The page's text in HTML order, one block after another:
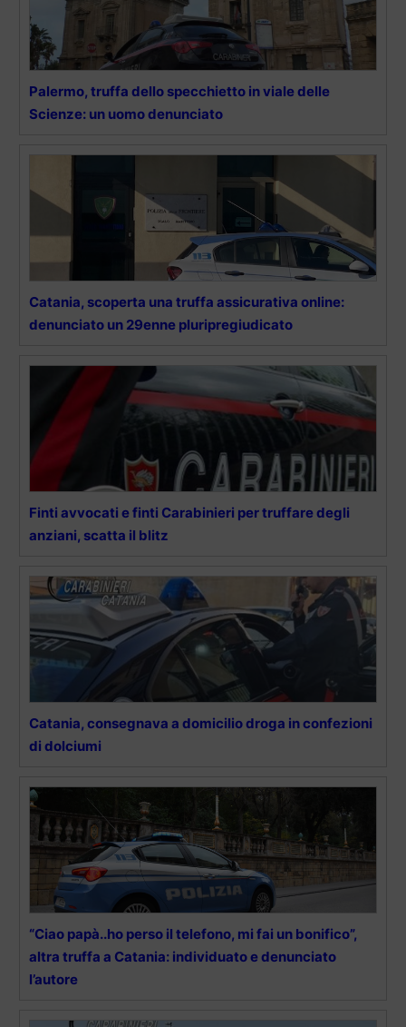
Palermo, truffa dello specchietto in viale delle
Scienze: un uomo denunciato
Catania, scoperta una truffa assicurativa online:
denunciato un 29enne pluripregiudicato
Finti avvocati e finti Carabinieri per truffare degli
anziani, scatta il blitz
Catania, consegnava a domicilio droga in confezioni
di dolciumi
“Ciao papà..ho perso il telefono, mi fai un bonifico”,
altra truffa a Catania: individuato e denunciato
l’autore